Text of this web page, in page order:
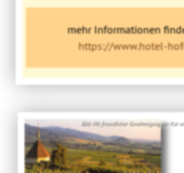
mehr Informationen
https://www.hotel-
Bild: Mit freundlicher Genehmigung der Kur